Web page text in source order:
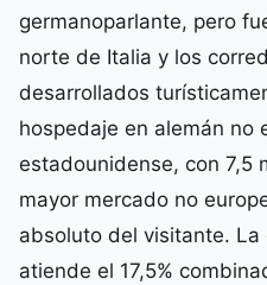
germanoparlante, pero
norte de Italia y los
desarrollados
hospedaje en alemán no
estadounidense, con 7,5
mayor mercado no
absoluto del visitante.
atiende el 17,5%